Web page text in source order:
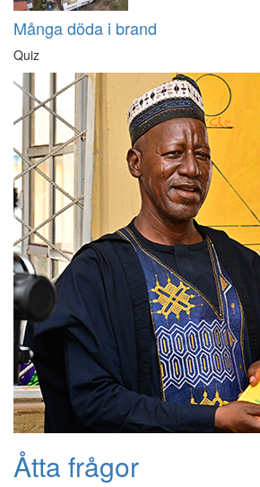
Många döda i brand
Quiz
Åtta frågor